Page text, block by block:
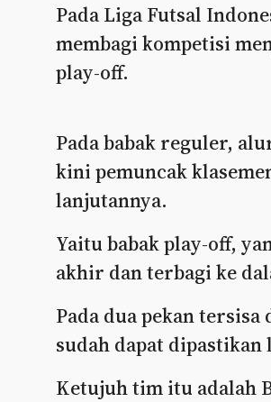
Pada Liga Futsal
membagi kompetisi
play-off.
Pada babak reguler,
kini pemuncak
lanjutannya.
Yaitu babak play-off,
akhir dan terbagi ke
Pada dua pekan
sudah dapat
Ketujuh tim itu adalah